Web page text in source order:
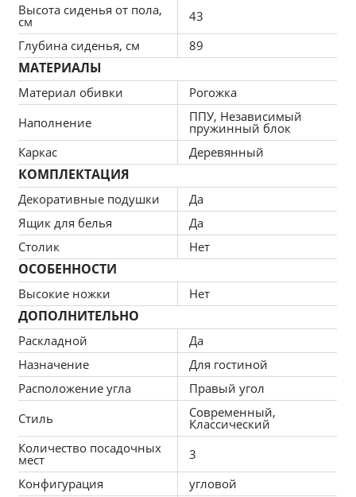
Жесткий каркас исключает смещение.
Простота ухода и эстетичность
Пенополиуретан обеспечивает плавность и
удобство форм, комфорт во время
эксплуатации. Верхняя мебельная ткань имеет
эффектный внешний вид и отличается
простотой в уходе.
Большой размер
При габаритах: 239x92x162 см подойдет для
просторных комнат для большой семьи или
вечеров в компании, легко раскладывается,
обеспечивая спальное место 160x195 см.
Высота сиденья от пола,
см
43
Глубина сиденья, см
89
МАТЕРИАЛЫ
Материал обивки
Рогожка
Наполнение
ППУ, Независимый
пружинный блок
Каркас
Деревянный
КОМПЛЕКТАЦИЯ
Декоративные подушки
Да
Ящик для белья
Да
Столик
Нет
ОСОБЕННОСТИ
Высокие ножки Нет
ДОПОЛНИТЕЛЬНО
Раскладной
Да
Назначение
Для гостиной
Расположение угла
Правый угол
Стиль
Современный,
Классический
Количество посадочных
мест
3
Конфигурация
угловой